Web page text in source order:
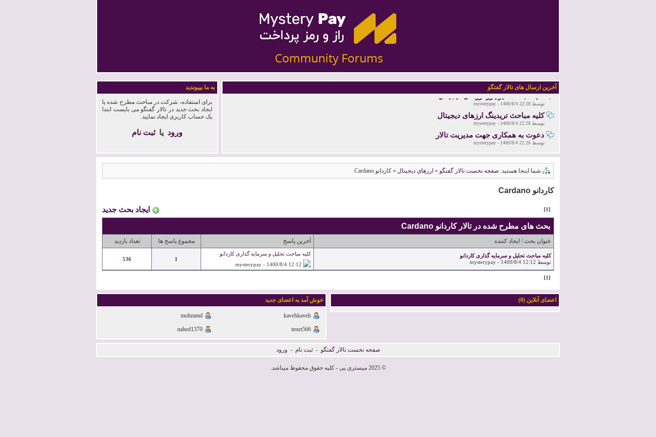
آخرین ارسال های تالار گفتگو
آخرین اخبار درباره ارز دیجیتال
توسط mysterypay-1400/8/512:08
کلیه مباحث فیوچرز ارزهای دیجیتال
توسط mysterypay-1400/8/4 22:28
کلیه مباحث تریدینگ ارزهای دیجیتال
توسط mysterypay-1400/8/422:28
دعوت به همکاری جهت مدیریت تالار
توسط mysterypay-1400/8/4 22:26
توسط mysterypay-1400/8/422:24
کلیه مباحث تحلیل و سرمایه گذاری وی چین
توسط mysterypay-1400/8/412:21
کلیه مباحث تحلیل و سرمایه گذاری استلار
کلیه مباحث تحلیل و سرمایه گذاری ترون
توسط mysterypay-1400/8/412:19
به ما بپیوندید
برای استفاده، شرکت در مباحث مطرح شده یا
ایجاد بحث جدید در تالار گفتگو می بایست ابتدا
یک حساب کاربری ایجاد نمایید.
ورود یاثبت نام
شما اینجا هستید: صفحه نخست تالار گفتگو » ارزهای دیجیتال » کاردانو Cardano
کاردانو Cardano
[1]
ایجاد بحث جدید
بحث های مطرح شده در تالارکاردانو Cardano
عنوان بحث / ایجاد کننده آخرین پاسخ مجموع پاسخ ها تعداد بازدید
کلیه مباحث تحلیل و سرمایه گذاری کاردانو
توسط mysterypay -
1400/8/4 12:12
کلیه مباحث تحلیل و سرمایه گذاری کاردانو
1400/8/4 12:12
1
536
[1]
اعضای آنلاین (0
) خوش آمد به اعضای جدید
صفحه نخست تالار گفتگو -ثبت نام - ورود
© 2025 میستری پی - کلیه حقوق محفوظ میباشد.